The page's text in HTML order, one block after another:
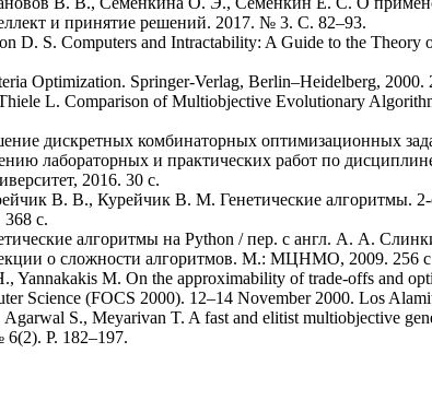
и принятие решений. 2017. № 3. С. 82–93.
D. S. Computers and Intractability: A Guide to the
Optimization. Springer-Verlag, Berlin–Heidelberg, 2000.
L. Comparison of Multiobjective Evolutionary
дискретных комбинаторных оптимизационных
лабораторных и практических работ по
2016. 30 с.
В. В., Курейчик В. М. Генетические алгоритмы.
с.
алгоритмы на Python / пер. с англ. А. А.
о сложности алгоритмов. М.: МЦНМО, 2009. 256
Yannakakis M. On the approximability of trade-offs and
Science (FOCS 2000). 12–14 November 2000. Los
S., Meyarivan T. A fast and elitist multiobjective
P. 182–197.